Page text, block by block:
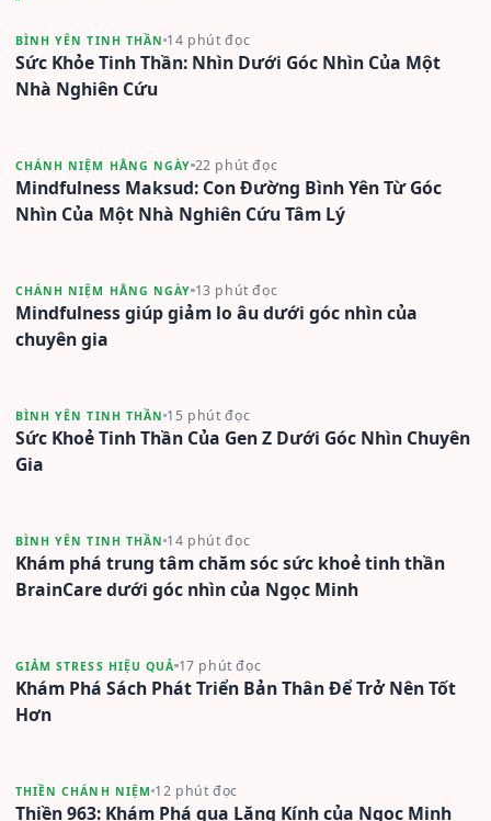
BÌNH YÊN TINH THẦN 14 phút đọc
Sức Khỏe Tinh Thần: Nhìn Dưới Góc Nhìn Của Một
Nhà Nghiên Cứu
CHÁNH NIỆM HẰNG NGÀY 22 phút đọc
Mindfulness Maksud: Con Đường Bình Yên Từ Góc
Nhìn Của Một Nhà Nghiên Cứu Tâm Lý
CHÁNH NIỆM HẰNG NGÀY 13 phút đọc
Mindfulness giúp giảm lo âu dưới góc nhìn của
chuyên gia
BÌNH YÊN TINH THẦN 15 phút đọc
Sức Khoẻ Tinh Thần Của Gen Z Dưới Góc Nhìn Chuyên
Gia
BÌNH YÊN TINH THẦN 14 phút đọc
Khám phá trung tâm chăm sóc sức khoẻ tinh thần
BrainCare dưới góc nhìn của Ngọc Minh
GIẢM STRESS HIỆU QUẢ 17 phút đọc
Khám Phá Sách Phát Triển Bản Thân Để Trở Nên Tốt
Hơn
THIỀN CHÁNH NIỆM 12 phút đọc
Thiền 963: Khám Phá qua Lăng Kính của Ngọc Minh